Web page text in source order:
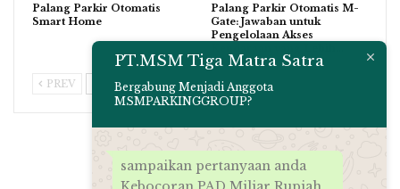
Palang Parkir Otomatis
Smart Home
Palang Parkir Otomatis M-
Gate: Jawaban untuk
Pengelolaan Akses
PREV NEXT
PT.MSM Tiga Matra Satra
Bergabung Menjadi Anggota
MSMPARKINGGROUP?
sampaikan pertanyaan anda